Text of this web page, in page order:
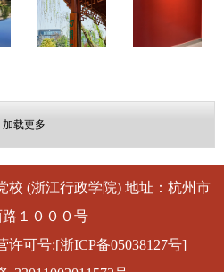
加载更多
校 (浙江行政学院) 地址：杭州市
１０００号
许可号:[浙ICP备05038127号]